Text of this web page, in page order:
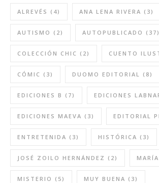
ALREVÉS (4) ANA LENA RIVERA (3)
AUTISMO (2) AUTOPUBLICADO (37)
COLECCIÓN CHIC (2) CUENTO
CÓMIC (3) DUOMO EDITORIAL (8)
EDICIONES B (7) EDICIONES
EDICIONES MAEVA (3) EDITORIAL
ENTRETENIDA (3) HISTÓRICA (3)
JOSÉ ZOILO HERNÁNDEZ (2)
MISTERIO (5) MUY BUENA (3)